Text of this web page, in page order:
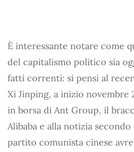
È interessante notare come
del capitalismo politico sia
fatti correnti: si pensi al
Xi Jinping, a inizio novembre
in borsa di Ant Group, il
Alibaba e alla notizia
partito comunista cinese